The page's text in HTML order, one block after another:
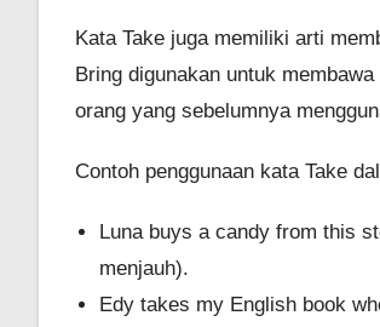
Kata Take juga memiliki arti
Bring digunakan untuk
orang yang sebelumnya
Contoh penggunaan kata Take
Luna buys a candy from this
menjauh).
Edy takes my English book